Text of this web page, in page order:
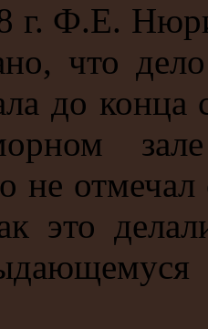
г. Ф.Е.
что
до
не
это